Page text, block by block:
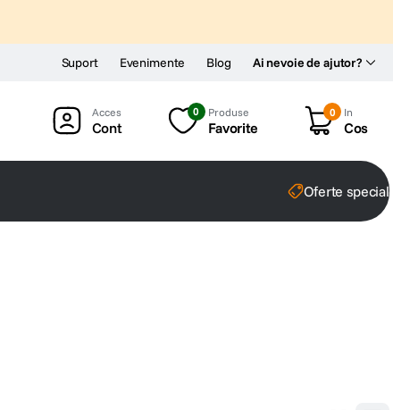
Ai nevoie de ajutor?
Suport Evenimente Blog
Cont
0 Produse
Favorite
0 In
Cos
Oferte